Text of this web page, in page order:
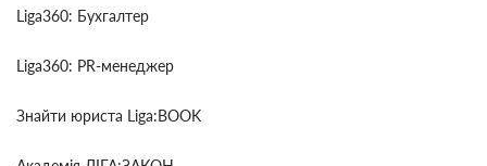
Liga360: Бухгалтер
Liga360: PR-менеджер
Знайти юриста Liga:BOOK